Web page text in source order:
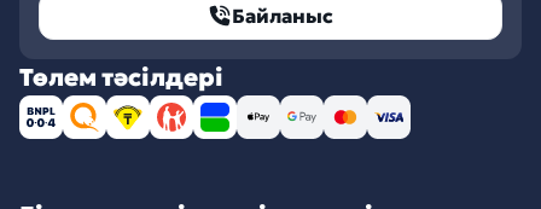
Байланыс
Төлем тәсілдері